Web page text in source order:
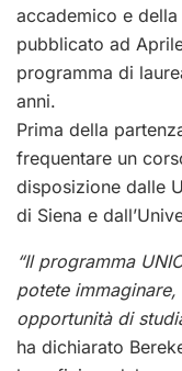
accademico e
pubblicato ad
programma di
anni.
Prima della
frequentare un
disposizione dalle
di Siena e
“Il programma
potete
opportunità di
ha dichiarato